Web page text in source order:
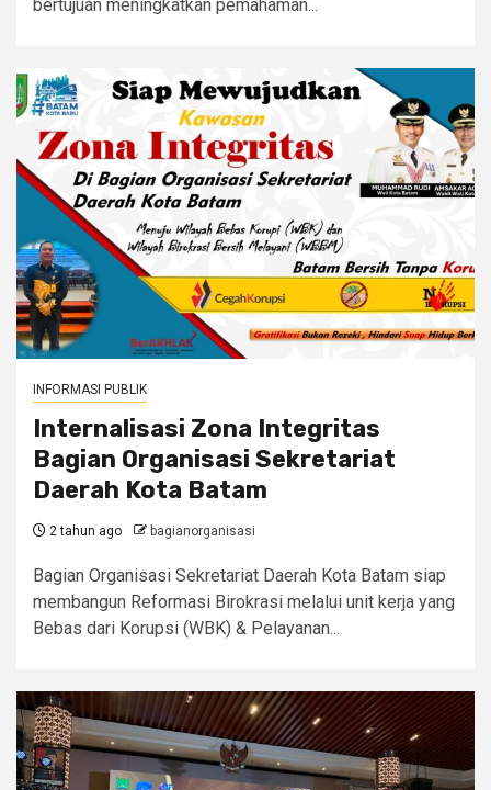
bertujuan meningkatkan pemahaman...
INFORMASI PUBLIK
Internalisasi Zona Integritas
Bagian Organisasi Sekretariat
Daerah Kota Batam
2 tahun ago bagianorganisasi
Bagian Organisasi Sekretariat Daerah Kota Batam siap
membangun Reformasi Birokrasi melalui unit kerja yang
Bebas dari Korupsi (WBK) & Pelayanan...